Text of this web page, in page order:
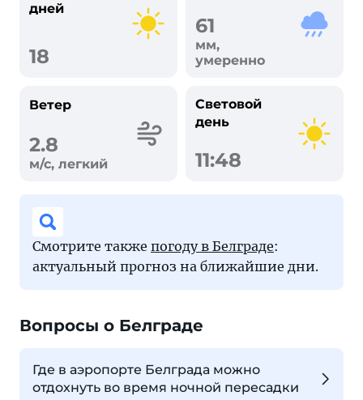
дней
18
61
мм,
умеренно
Ветер
2.8
м/с, легкий
Световой
день
11:48
Смотрите также погоду в Белграде:
актуальный прогноз на ближайшие дни.
Вопросы о Белграде
Где в аэропорте Белграда можно
отдохнуть во время ночной пересадки